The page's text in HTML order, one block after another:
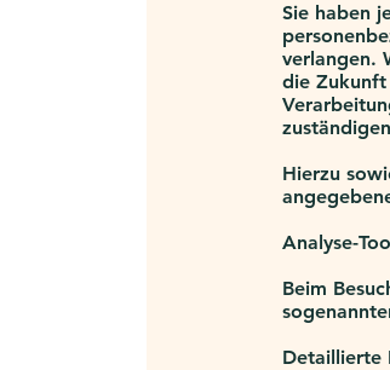
Sie haben
verlangen.
die Zukunft
Hierzu
Analyse-
Beim
Detaillierte